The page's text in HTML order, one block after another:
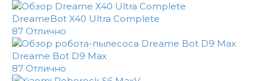
DreameBot X40 Ultra Complete
87 Отлично
Dreame Bot D9 Max
87 Отлично